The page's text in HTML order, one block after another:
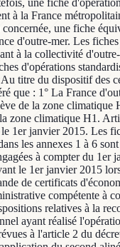
une fiche
à la France
une fiche
d'outre-mer. Les
à la collectivité
d'opérations
titre du dispositif des
que : 1° La France
de la zone climatique
zone climatique H1.
1er janvier 2015. Les
les annexes 1 à 6
à compter du 1er
le 1er janvier 2015
de certificats
compétente à
relatives à la
ayant réalisé
à l'article 2 du